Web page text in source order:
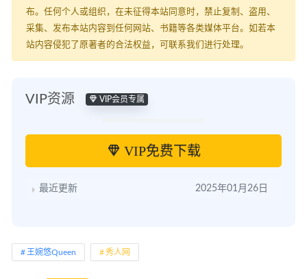
布。任何个人或组织，在未征得本站同意时，禁止复制、盗用、
采集、发布本站内容到任何网站、书籍等各类媒体平台。如若本
站内容侵犯了原著者的合法权益，可联系我们进行处理。
VIP资源 VIP会员专属
VIP免费下载
最近更新 2025年01月26日
王婉悠Queen 秀人网